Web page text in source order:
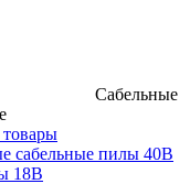
Сабельные
товары
сабельные пилы 40В
18В